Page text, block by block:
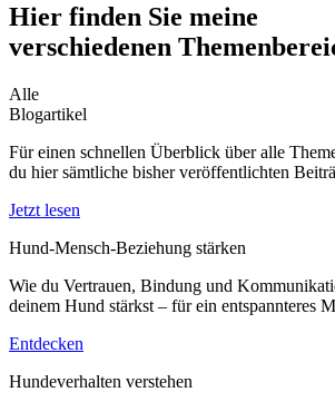
Hier finden Sie meine
verschiedenen
Alle
Blogartikel
Für einen schnellen Überblick über alle
du hier sämtliche bisher veröffentlichten
Jetzt lesen
Hund-Mensch-Beziehung stärken
Wie du Vertrauen, Bindung und
deinem Hund stärkst – für ein entspannteres
Entdecken
Hundeverhalten verstehen